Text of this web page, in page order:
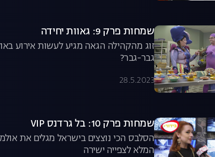
שמחות פרק 9: גאוות יחידה
זוג מהקהילה הגאה מגיע לעשות אירוע
גבר-גבר?
28.5.2023
שמחות פרק 10: בל גרדנס VIP
הסלבס הכי נוצצים בישראל מגלים את
המלא לצפייה ישירה